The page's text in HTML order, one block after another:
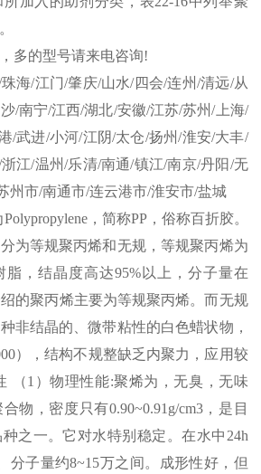
多的型号请来电咨询!
珠海/江门/肇庆/山水/四会/连州/清远/从
/南宁/江西/湖北/安徽/江苏/苏州/上海/
/武进/小河/江阴/太仓/扬州/淮安/大丰/
浙江/温州/乐清/南通/镇江/南京/丹阳 /无
州市/南通市/连云港市/淮安市/盐城
Polypropylene，简称PP，俗称百折胶。
为等规聚丙烯和无规，等规聚丙烯为
脂，结晶度高达95%以上，分子量在
的聚丙烯主要为等规聚丙烯。而无规
非结晶的、微带粘性的白色蜡状物，
），结构不规整缺乏内聚力，应用较
（1 ）物理性能:聚烯为，无臭，无味
物，密度只有0.90~0.91g/cm3，是目
之一。它对水特别稳定。在水中 24h
分子量约8~15万之间。成形性好，但